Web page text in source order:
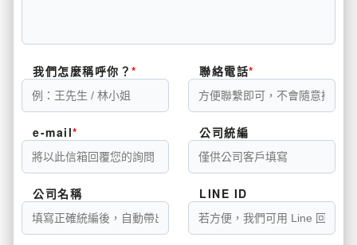
我們怎麼稱呼你？ 聯絡電話
e-mail 公司統編
公司名稱 LINE ID